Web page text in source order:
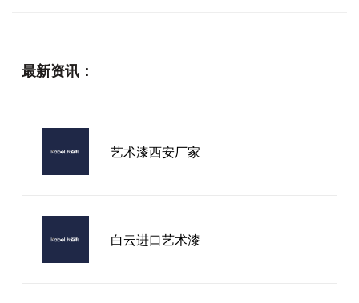
最新资讯：
艺术漆西安厂家
白云进口艺术漆